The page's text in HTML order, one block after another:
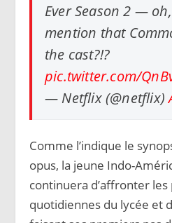
Ever Season 2 —
mention that
the cast?!?
pic.twitter.com/
— Netflix (@netflix)
Comme l’indique le
opus, la jeune Indo-
continuera d’affronter les
quotidiennes du lycée et